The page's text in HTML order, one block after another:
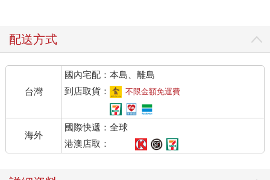
配送方式
台灣
國內宅配：本島、離島
到店取貨：
不限金額免運費
海外
國際快遞：全球
港澳店取：